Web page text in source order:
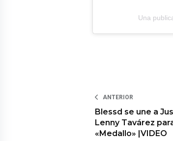
Una
ANTERIOR
Blessd se une a
Lenny Tavárez
«Medallo» |VIDEO